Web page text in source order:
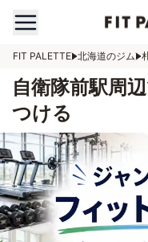
FIT PALETTE 北海道のジム
自衛隊前駅周
つける